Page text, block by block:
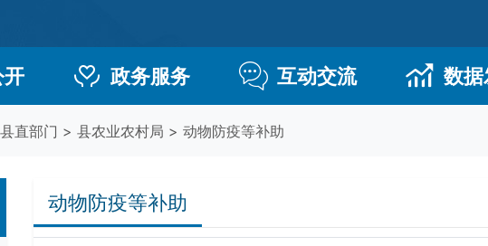
政务服务 互动交流 数
县直部门 > 县农业农村局 > 动物防疫等补助
动物防疫等补助